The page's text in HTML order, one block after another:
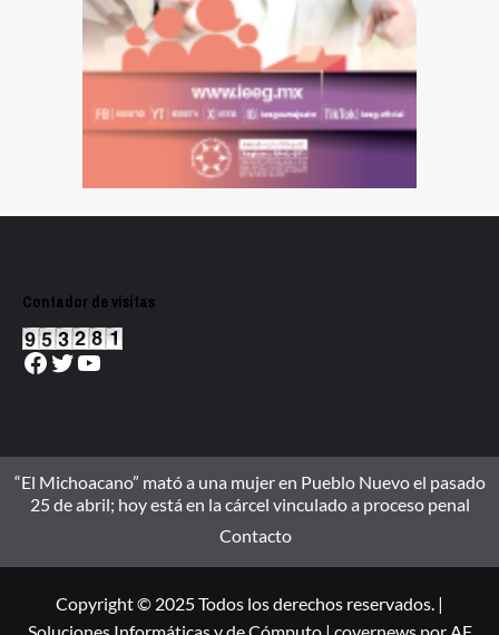
Contador de visitas
Facebook
Twitter
YouTube
“El Michoacano” mató a una mujer en Pueblo Nuevo el pasado
25 de abril; hoy está en la cárcel vinculado a proceso penal
Contacto
Copyright © 2025 Todos los derechos reservados. |